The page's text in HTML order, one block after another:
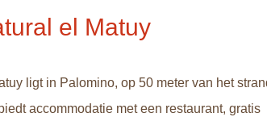
el Matuy
ligt in Palomino, op 50 meter van het
accommodatie met een restaurant, gratis